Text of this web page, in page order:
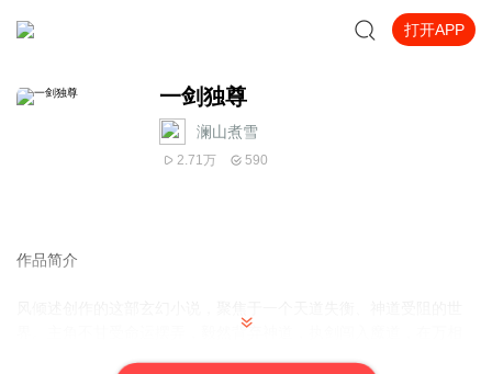
打开APP
一剑独尊
澜山煮雪
2.71万 590
作品简介
界。主角不甘受命运摆弄，毅然背弃神道，执剑闯入魔道，在万相